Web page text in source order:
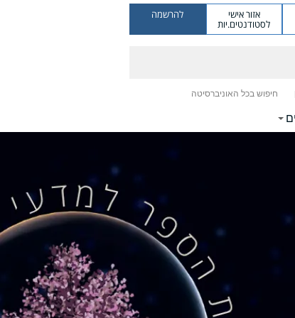
אזור אישי
לסטודנטים.יות
להרשמה
חיפוש בכל האוניברסיטה